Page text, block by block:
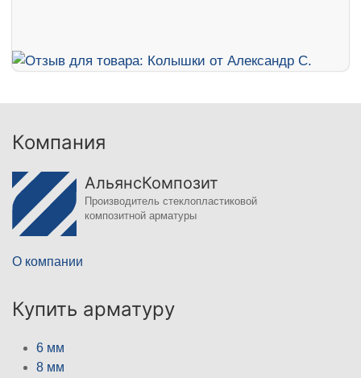
Компания
АльянсКомпозит
Производитель стеклопластиковой
композитной арматуры
О компании
Купить арматуру
6 мм
8 мм